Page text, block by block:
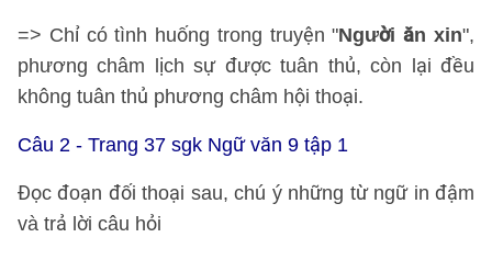
=> Chỉ có tình huống trong truyện "Người ăn xin",
phương châm lịch sự được tuân thủ, còn lại đều
không tuân thủ phương châm hội thoại.
Câu 2 - Trang 37 sgk Ngữ văn 9 tập 1
Đọc đoạn đối thoại sau, chú ý những từ ngữ in đậm
và trả lời câu hỏi